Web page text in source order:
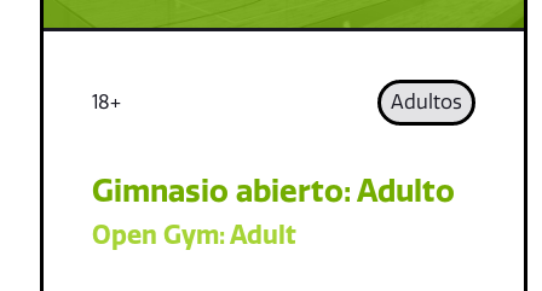
18+ Adultos
Gimnasio abierto: Adulto
Open Gym: Adult